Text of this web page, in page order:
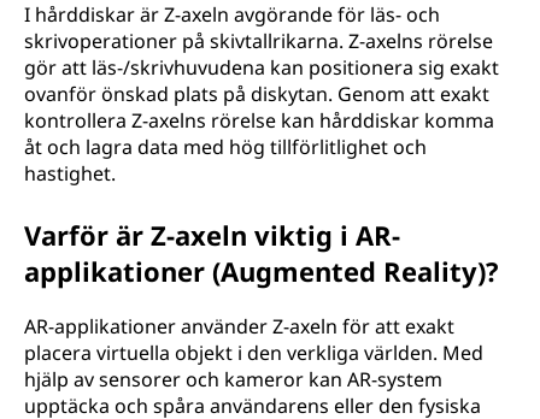
I hårddiskar är Z-axeln avgörande för läs- och
skrivoperationer på skivtallrikarna. Z-axelns rörelse
gör att läs-/skrivhuvudena kan positionera sig exakt
ovanför önskad plats på diskytan. Genom att exakt
kontrollera Z-axelns rörelse kan hårddiskar komma
åt och lagra data med hög tillförlitlighet och
hastighet.
Varför är Z-axeln viktig i AR-
applikationer (Augmented Reality)?
AR-applikationer använder Z-axeln för att exakt
placera virtuella objekt i den verkliga världen. Med
hjälp av sensorer och kameror kan AR-system
upptäcka och spåra användarens eller den fysiska